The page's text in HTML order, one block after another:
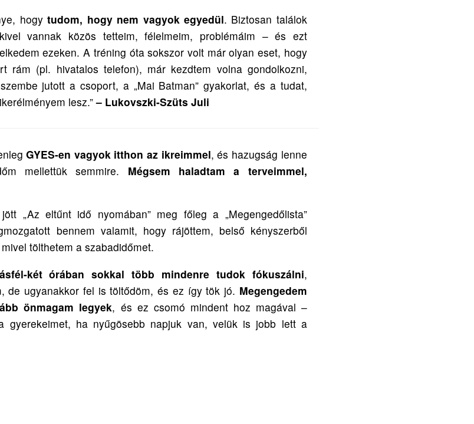
hogytudom, hogy nem vagyok egyedül. Biztosan találok
vannak közös tetteim, félelmeim, problémáim – és ezt
ezeken. A tréning óta sokszor volt már olyan eset, hogy
rám (pl. hivatalos telefon), már kezdtem volna gondolkozni,
jutott a csoport, a „Mai Batman” gyakorlat, és a tudat,
lesz.”– Lukovszki-Szüts Juli
GYES-en vagyok itthon az ikreimmel, és hazugság lenne
mellettük semmire. Mégsem haladtam a terveimmel,
„Az eltűnt idő nyomában” meg főleg a „Megengedőlista”
bennem valamit, hogy rájöttem, belső kényszerből
tölthetem a szabadidőmet.
két órában sokkal több mindenre tudok fókuszálni,
de ugyanakkor fel is töltődöm, és ez így tök jó. Megengedem
önmagam legyek, és ez csomó mindent hoz magával –
gyerekeimet, ha nyűgösebb napjuk van, velük is jobb lett a